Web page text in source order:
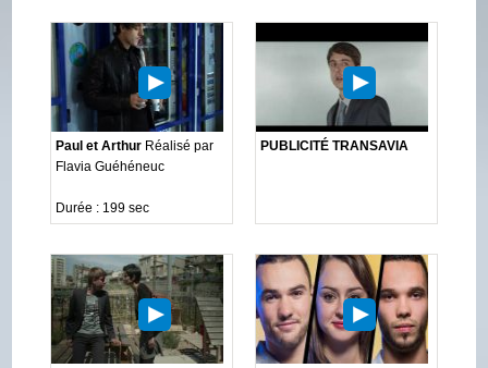
Paul et Arthur Réalisé par
Flavia Guéhéneuc
Durée : 199 sec
PUBLICITÉ TRANSAVIA